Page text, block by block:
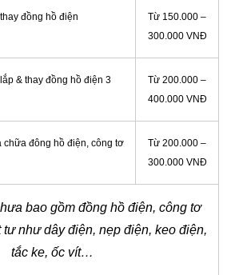
đồng hồ điện
Từ 150.000 –
300.000 VNĐ
& thay đồng hồ điện 3
Từ 200.000 –
400.000 VNĐ
chữa đông hồ điện, công tơ
Từ 200.000 –
300.000 VNĐ
bao gồm đồng hồ điện, công tơ
như dây điện, nẹp điện, keo điện,
tắc ke, ốc vít…